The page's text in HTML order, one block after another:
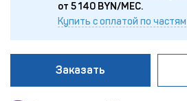
от 5 140 BYN/МЕС.
Купить с оплатой по частям
Заказать